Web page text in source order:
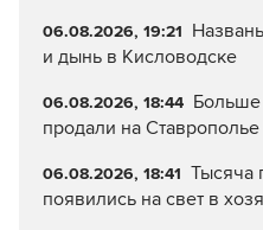
06.08.2026, 19:21
и дынь в Кисловодске
06.08.2026, 18:44 Больше
продали на Ставрополье
06.08.2026, 18:41 Тысяча
появились на свет в